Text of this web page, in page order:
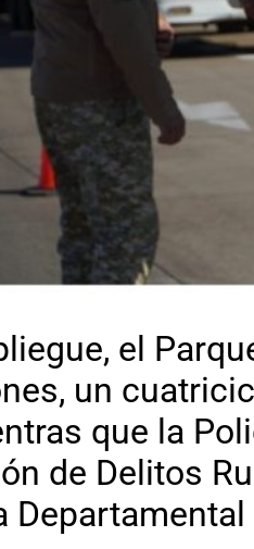
el
un
que la
de Delitos
Departamental